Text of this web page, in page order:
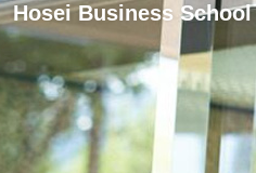
Hosei Business School